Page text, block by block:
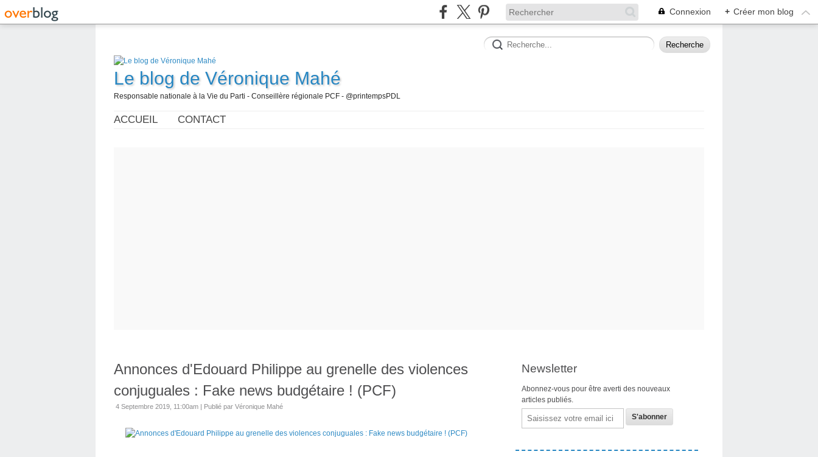
Connexion + Créer mon blog
Le blog de Véronique Mahé
Responsable nationale à la Vie du Parti - Conseillère régionale PCF - @printempsPDL
ACCUEIL CONTACT
Annonces d'Edouard Philippe au grenelle des violences
conjuguales : Fake news budgétaire ! (PCF)
4 Septembre 2019, 11:00am | Publié par Véronique Mahé
Newsletter
Abonnez-vous pour être averti des nouveaux
articles publiés.
Email